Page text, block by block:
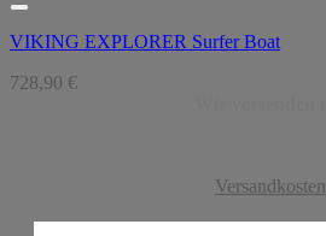
VIKING EXPLORER Surfer Boat
728,90 €
Versandkosten